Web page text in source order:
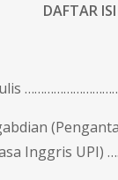
DAFTAR ISI
Inggris UPI)